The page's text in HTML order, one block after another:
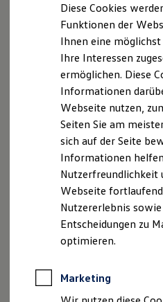
Für
Für
Leasing
Für
Für
Versicherungen &
Garantien
Kfz-
Wartungsverträge
Besitzer & Service
Reparatur & Service
Sommer-Special
Reparatur,
Servicetermin
Service-Vorteile
ServicePlus
Economy
Räder & Reifen
Ersatzfahrzeuge
Software,
California App
VW Connect
83317 Teisendorf
Telefonnummer: 08666/320
Faxnummer: 08666/6733
verkauf@autohaus-
Umsatzst.-ID-Nr.:
Registergericht: Traunstein
Steuernummer: 105/167/
Geschäftsführer/in: Hans,
Lamminger
Hinweis gemäß § 36
Diese Cookies
Funktionen der
Ihnen eine
Ihre Interessen
ermöglichen. Diese
Informationen
Webseite nutzen,
Seiten Sie am
sich auf der Seite
Informationen
Nutzerfreundlichkeit
Webseite
Nutzererlebnis
Entscheidungen zu
optimieren.
Marketing